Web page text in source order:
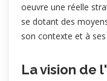
oeuvre une réelle
se dotant des
son contexte et à ses
La vision de